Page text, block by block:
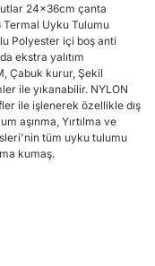
24x36cm çanta
Termal Uyku Tulumu
Polyester içi boş anti
ekstra yalıtım
Çabuk kurur, Şekil
ile yıkanabilir. NYLON
ile işlenerek özellikle dış
aşınma, Yırtılma ve
tüm uyku tulumu
kumaş.